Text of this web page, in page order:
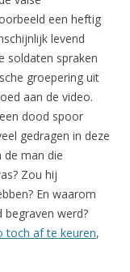
een heftig
levend
soldaten spraken
groepering uit
aan de video.
dood spoor
gedragen in deze
man die
Zou hij
En waarom
werd?
toch af te keuren,